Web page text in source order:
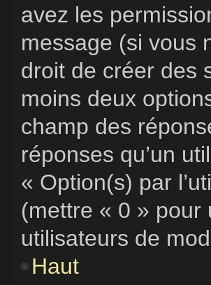
avez les
message (si vous
droit de créer des
moins deux
champ des
réponses qu’un
« Option(s) par
(mettre « 0 » pour
utilisateurs de
Haut